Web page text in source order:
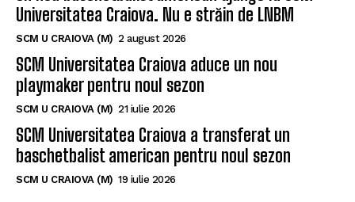
Universitatea Craiova. Nu e străin de LNBM
SCM U CRAIOVA (M) 2 august 2026
SCM Universitatea Craiova aduce un nou
playmaker pentru noul sezon
SCM U CRAIOVA (M) 21 iulie 2026
SCM Universitatea Craiova a transferat un
baschetbalist american pentru noul sezon
SCM U CRAIOVA (M) 19 iulie 2026